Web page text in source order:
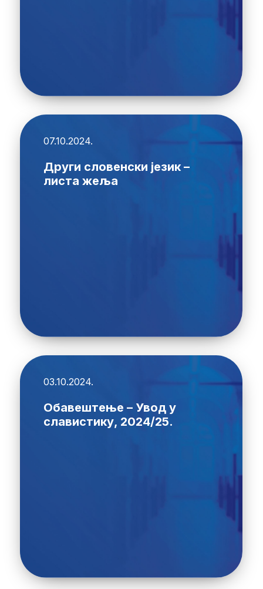
07.10.2024.
Други словенски језик –
листа жеља
03.10.2024.
Обавештење – Увод у
славистику, 2024/25.